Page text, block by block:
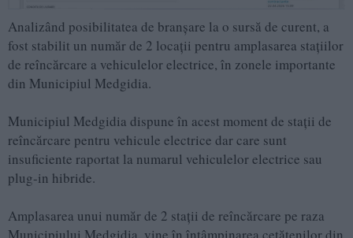
Analizând posibilitatea de branşare la o sursă de curent, a
fost stabilit un număr de 2 locații pentru amplasarea stațiilor
de reîncărcare a vehiculelor electrice, în zonele importante
din Municipiul Medgidia.
Municipiul Medgidia dispune în acest moment de stații de
reîncărcare pentru vehicule electrice dar care sunt
insuficiente raportat la numarul vehiculelor electrice sau
plug-in hibride.
Amplasarea unui număr de 2 stații de reîncărcare pe raza